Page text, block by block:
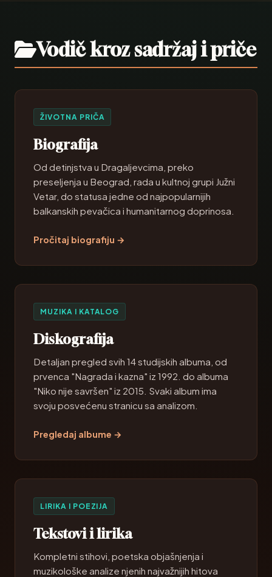
Vodič kroz sadržaj i priče
ŽIVOTNA PRIČA
Biografija
Od detinjstva u Dragaljevcima, preko
preseljenja u Beograd, rada u kultnoj grupi Južni
Vetar, do statusa jedne od najpopularnijih
balkanskih pevačica i humanitarnog doprinosa.
Pročitaj biografiju →
MUZIKA I KATALOG
Diskografija
Detaljan pregled svih 14 studijskih albuma, od
prvenca "Nagrada i kazna" iz 1992. do albuma
"Niko nije savršen" iz 2015. Svaki album ima
svoju posvećenu stranicu sa analizom.
Pregledaj albume →
LIRIKA I POEZIJA
Tekstovi i lirika
Kompletni stihovi, poetska objašnjenja i
muzikološke analize njenih najvažnijih hitova